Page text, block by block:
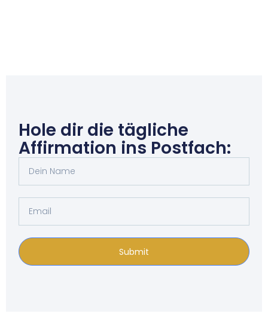
Hole dir die tägliche
Affirmation ins Postfach:
Submit